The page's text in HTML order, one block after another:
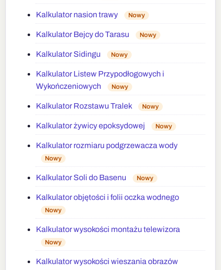
Kalkulator nasion trawy Nowy
Kalkulator Bejcy do Tarasu Nowy
Kalkulator Sidingu Nowy
Kalkulator Listew Przypodłogowych i
Wykończeniowych
Nowy
Kalkulator Rozstawu Tralek Nowy
Kalkulator żywicy epoksydowej Nowy
Kalkulator rozmiaru podgrzewacza wody
Nowy
Kalkulator Soli do Basenu Nowy
Kalkulator objętości i folii oczka wodnego
Nowy
Kalkulator wysokości montażu telewizora
Nowy
Kalkulator wysokości wieszania obrazów